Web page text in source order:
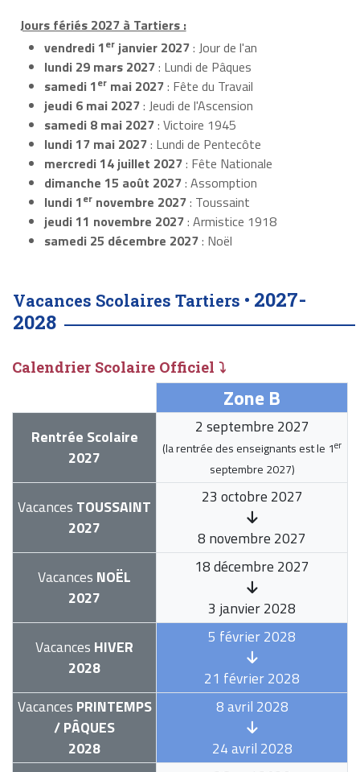
Jours fériés 2027 à Tartiers :
vendredi 1er janvier 2027: Jour de l'an
lundi 29 mars 2027: Lundi de Pâques
samedi 1er mai 2027: Fête du Travail
jeudi 6 mai 2027: Jeudi de l'Ascension
samedi 8 mai 2027: Victoire 1945
lundi 17 mai 2027: Lundi de Pentecôte
mercredi 14 juillet 2027: Fête Nationale
dimanche 15 août 2027: Assomption
lundi 1er novembre 2027: Toussaint
jeudi 11 novembre 2027: Armistice 1918
samedi 25 décembre 2027: Noël
Vacances Scolaires Tartiers • 2027-
2028
Calendrier Scolaire Officiel ⤵
Zone B
Rentrée Scolaire
2027
2 septembre 2027
(la rentrée des enseignants est le 1er
septembre 2027)
Vacances TOUSSAINT
2027
23 octobre 2027
8 novembre 2027
Vacances NOËL
2027
18 décembre 2027
3 janvier 2028
Vacances HIVER
2028
5 février 2028
21 février 2028
Vacances PRINTEMPS
/ PÂQUES
2028
8 avril 2028
24 avril 2028